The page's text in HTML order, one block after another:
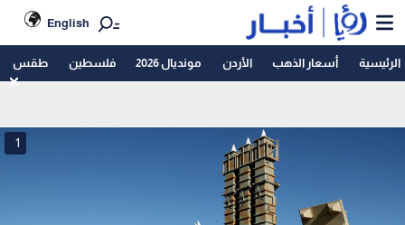
English
الرئيسية أسعار الذهب الأردن مونديال 2026 فلسطين طقس
1